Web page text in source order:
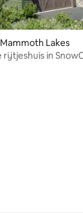
Lakes
rijtjeshuis in